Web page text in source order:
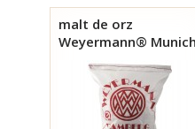
malt de orz
Weyermann®